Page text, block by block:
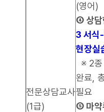
전문상담교사
(1급)
(영어)
④ 상담
3 서식
현장실
※ 2종
완료,
필요
⑤ 마약